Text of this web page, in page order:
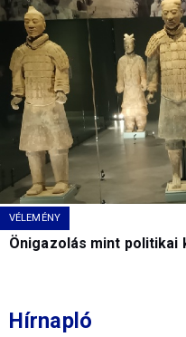
VÉLEMÉNY
Önigazolás mint politikai
Hírnapló